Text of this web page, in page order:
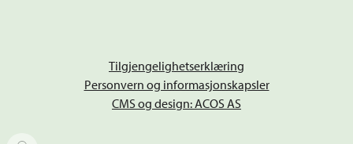
Tilgjengelighetserklæring
Personvern og informasjonskapsler
CMS og design: ACOS AS